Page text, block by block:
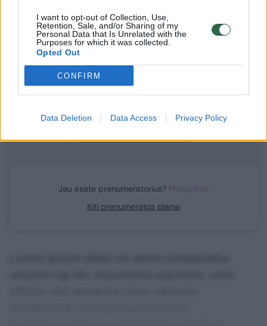
I want to opt-out of Collection, Use,
Retention, Sale, and/or Sharing of my
Personal Data that Is Unrelated with the
Purposes for which it was collected.
Opted Out
CONFIRM
Data Deletion Data Access Privacy Policy
Prisijunkite prie mūsų bendruomenės ir tapkite
prenumeratoriumi
Vos nuo 1
Prenumeruoti
Jau esate prenumeratorius? Prisijunkite
Kiti prenumeratos planai